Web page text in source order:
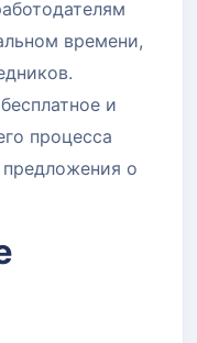
времени,
и
процесса
о